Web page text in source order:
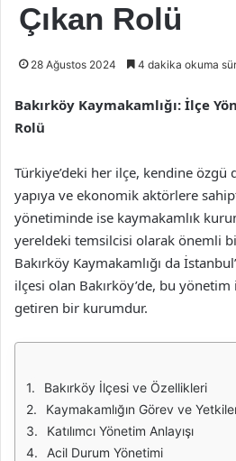
Çıkan Rolü
28 Ağustos 2024 4 dakika okuma
Bakırköy Kaymakamlığı: İlçe
Rolü
Türkiye’deki her ilçe, kendine özgü
yapıya ve ekonomik aktörlere
yönetiminde ise kaymakamlık
yereldeki temsilcisi olarak önemli
Bakırköy Kaymakamlığı da
ilçesi olan Bakırköy’de, bu
getiren bir kurumdur.
Bakırköy İlçesi ve Özellikleri
Kaymakamlığın Görev ve
Katılımcı Yönetim Anlayışı
Acil Durum Yönetimi